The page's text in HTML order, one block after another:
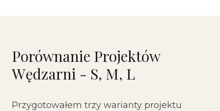
Porównanie Projektów
Wędzarni - S, M, L
Przygotowałem trzy warianty projektu